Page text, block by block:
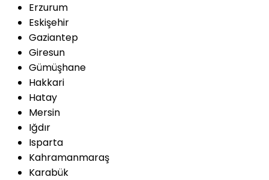
Erzurum
Eskişehir
Gaziantep
Giresun
Gümüşhane
Hakkari
Hatay
Mersin
Iğdır
Isparta
Kahramanmaraş
Karabük